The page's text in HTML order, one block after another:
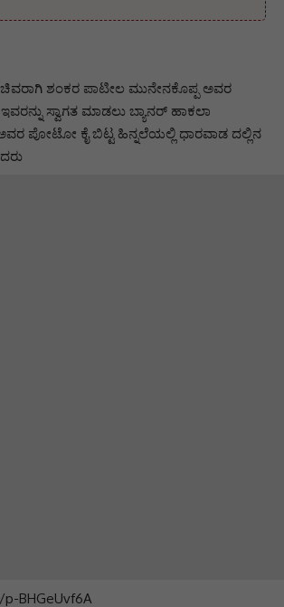
ಶಂಕರ ಪಾಟೀಲ ಮುನೇನಕೊಪ್ಪ ಅವರ
ಸ್ವಾಗತ ಮಾಡಲು ಬ್ಯಾನರ್ ಹಾಕಲಾ
ಅವರ ಪೋಟೋ ಕೈ ಬಿಟ್ಟ ಹಿನ್ನಲೆಯಲ್ಲಿ ಧಾರವಾಡ ದಲ್ಲಿನ
BHGeUvf6A